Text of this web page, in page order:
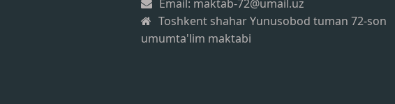
Email: maktab-72@umail.uz
Toshkent shahar Yunusobod tuman 72-son
umumta'lim maktabi